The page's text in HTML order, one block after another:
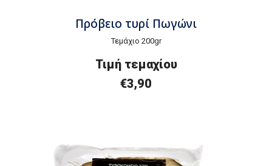
Πρόβειο τυρί Πωγώνι
Τεμάχιο 200gr
Τιμή τεμαχίου
€3,90